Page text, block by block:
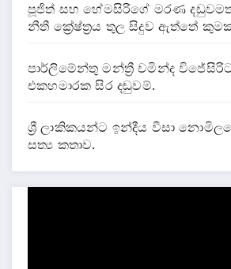
පූජිත් සහ හේමසිරිගේ මරණ
නීතී ක්‍රේෂ්ත්‍රය තුල සිදුව ඇත්තේ
පාර්ලිමේන්තු මන්ත්‍රී චමින්ද
එකහමාරක සිර දඬුවම්.
ශ්‍රී ලාකිකයන්ට ඉන්දීය වීසා
සත්‍ය කතාව.